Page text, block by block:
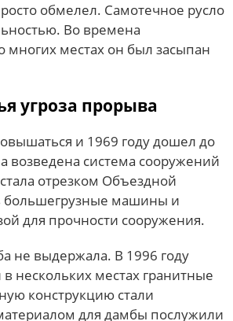
обмелел. Самотечное русло
Во времена
многих местах он был засыпан
угроза прорыва
и 1969 году дошел до
возведена система сооружений
отрезком Объездной
большегрузные машины и
для прочности сооружения.
не выдержала. В 1996 году
нескольких местах гранитные
конструкцию стали
для дамбы послужили